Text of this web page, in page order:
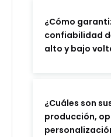
¿Cómo
confiabilidad
alto y bajo
¿Cuáles son
producción,